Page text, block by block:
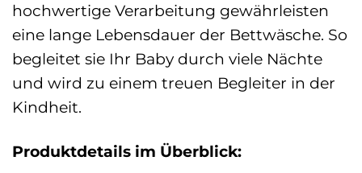
hochwertige Verarbeitung gewährleisten
eine lange Lebensdauer der Bettwäsche. So
begleitet sie Ihr Baby durch viele Nächte
und wird zu einem treuen Begleiter in der
Kindheit.
Produktdetails im Überblick: